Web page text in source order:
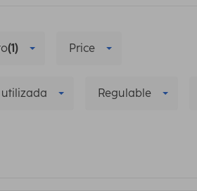
(1) Price
Regulable